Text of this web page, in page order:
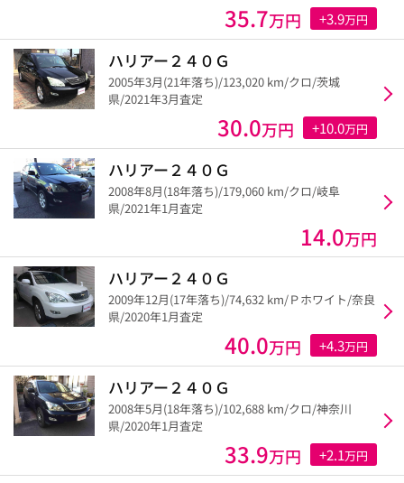
35.7万円 +3.9万円
ハリアー２４０Ｇ
2005年3月(21年落ち)/123,020 km/クロ/茨城
県/2021年3月査定
30.0万円 +10.0万円
ハリアー２４０Ｇ
2008年8月(18年落ち)/179,060 km/クロ/岐阜
県/2021年1月査定
14.0万円
ハリアー２４０Ｇ
2009年12月(17年落ち)/74,632 km/Ｐホワイト/奈良
県/2020年1月査定
40.0万円 +4.3万円
ハリアー２４０Ｇ
2008年5月(18年落ち)/102,688 km/クロ/神奈川
県/2020年1月査定
33.9万円 +2.1万円